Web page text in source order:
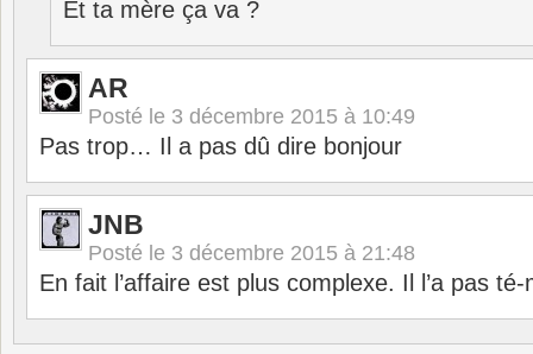
Et ta mère ça va ?
AR
Posté le 3 décembre 2015 à 10:49
Pas trop… Il a pas dû dire bonjour
JNB
Posté le 3 décembre 2015 à 21:48
En fait l’affaire est plus complexe. Il l’a pas